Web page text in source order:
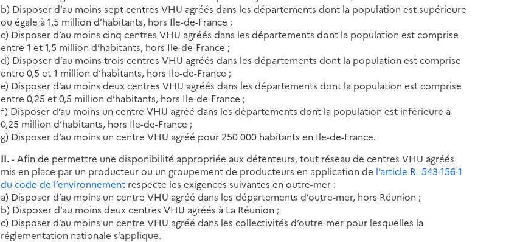
b) Disposer d’au moins sept centres VHU agréés dans les départements dont la population est supérieure
ou égale à 1,5 million d’habitants, hors Ile-de-France ;
c) Disposer d’au moins cinq centres VHU agréés dans les départements dont la population est comprise
entre 1 et 1,5 million d’habitants, hors Ile-de-France ;
d) Disposer d’au moins trois centres VHU agréés dans les départements dont la population est comprise
entre 0,5 et 1 million d’habitants, hors Ile-de-France ;
e) Disposer d’au moins deux centres VHU agréés dans les départements dont la population est comprise
entre 0,25 et 0,5 million d’habitants, hors Ile-de-France ;
f) Disposer d’au moins un centre VHU agréé dans les départements dont la population est inférieure à
0,25 million d’habitants, hors Ile-de-France ;
g) Disposer d’au moins un centre VHU agréé pour 250 000 habitants en Ile-de-France.
II.- Afin de permettre une disponibilité appropriée aux détenteurs, tout réseau de centres VHU agréés
mis en place par un producteur ou un groupement de producteurs en application de l’article R. 543-156-1
du code de l’environnement respecte les exigences suivantes en outre-mer :
a) Disposer d’au moins un centre VHU agréé dans les départements d’outre-mer, hors Réunion ;
b) Disposer d’au moins deux centres VHU agréés à La Réunion ;
c) Disposer d’au moins un centre VHU agréé dans les collectivités d’outre-mer pour lesquelles la
réglementation nationale s’applique.